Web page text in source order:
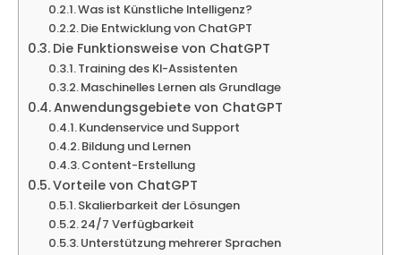
Was ist Künstliche Intelligenz?
Die Entwicklung von ChatGPT
Die Funktionsweise von ChatGPT
Training des KI-Assistenten
Maschinelles Lernen als Grundlage
Anwendungsgebiete von ChatGPT
Kundenservice und Support
Bildung und Lernen
Content-Erstellung
Vorteile von ChatGPT
Skalierbarkeit der Lösungen
24/7 Verfügbarkeit
Unterstützung mehrerer Sprachen